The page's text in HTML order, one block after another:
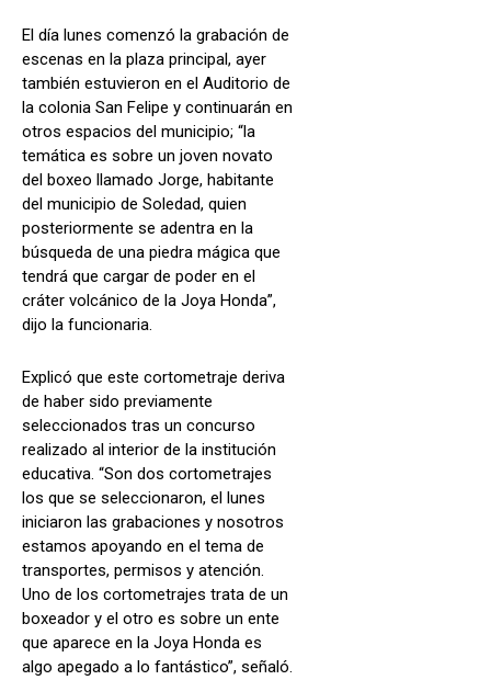
El día lunes comenzó la grabación de
escenas en la plaza principal, ayer
también estuvieron en el Auditorio de
la colonia San Felipe y continuarán en
otros espacios del municipio; “la
temática es sobre un joven novato
del boxeo llamado Jorge, habitante
del municipio de Soledad, quien
posteriormente se adentra en la
búsqueda de una piedra mágica que
tendrá que cargar de poder en el
cráter volcánico de la Joya Honda”,
dijo la funcionaria.
Explicó que este cortometraje deriva
de haber sido previamente
seleccionados tras un concurso
realizado al interior de la institución
educativa. “Son dos cortometrajes
los que se seleccionaron, el lunes
iniciaron las grabaciones y nosotros
estamos apoyando en el tema de
transportes, permisos y atención.
Uno de los cortometrajes trata de un
boxeador y el otro es sobre un ente
que aparece en la Joya Honda es
algo apegado a lo fantástico”, señaló.